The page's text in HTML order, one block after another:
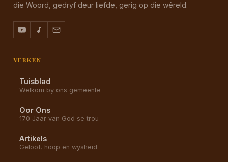
die Woord, gedryf deur liefde, gerig op die wêreld.
VERKEN
Tuisblad
Welkom by ons gemeente
Oor Ons
170 Jaar van God se trou
Artikels
Geloof, hoop en wysheid